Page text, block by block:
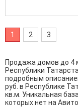
1 2 3
Продажа домов до 4
Республики
подробным
руб. в Республике
кв.м. Уникальная
которых нет на